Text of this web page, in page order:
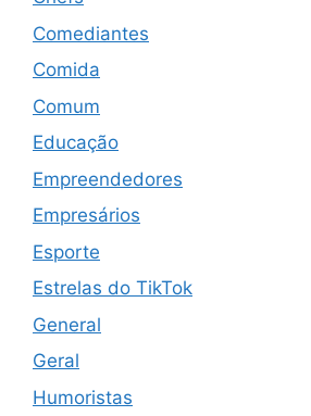
Comediantes
Comida
Comum
Educação
Empreendedores
Empresários
Esporte
Estrelas do TikTok
General
Geral
Humoristas